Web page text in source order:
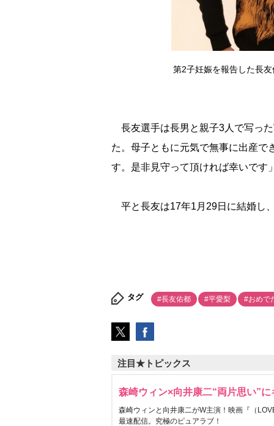
第2子妊娠を報告した長
長友選手は長男と親子3人で写っ
た。母子ともに元気で無事に出産で
す。是非見守って頂ければ幸いです
平と長友は17年1月29日に結婚し
タグ #長友佑都 #平愛梨 #おめで
注目★トピックス
森崎ウィン×向井康二“両片思い”
森崎ウィンと向井康二がW主演！映画『（
最速配信。究極のピュアラブ！